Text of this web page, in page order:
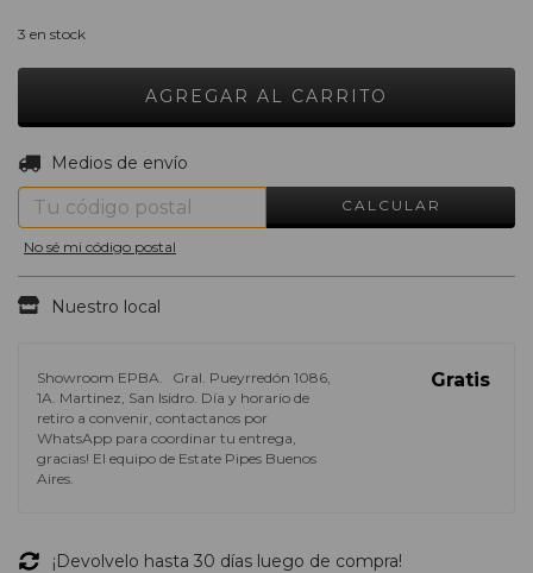
3 en stock
Entregas para el CP:
Medios de envío
CALCULAR
No sé mi código postal
Nuestro local
Showroom EPBA.
Gral. Pueyrredón 1086,
1A. Martinez, San Isidro. Día y horario de
retiro a convenir, contactanos por
WhatsApp para coordinar tu entrega,
gracias! El equipo de Estate Pipes Buenos
Aires.
Gratis
¡Devolvelo hasta 30 días luego de compra!